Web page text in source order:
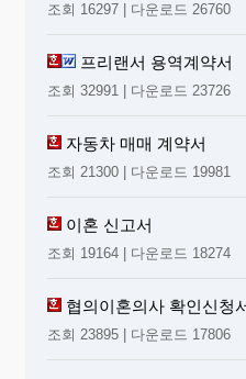
조회 16297 | 다운로드 26760
프리랜서 용역계약서
조회 32991 | 다운로드 23726
자동차 매매 계약서
조회 21300 | 다운로드 19981
이혼 신고서
조회 19164 | 다운로드 18274
협의이혼의사 확인신청
조회 23895 | 다운로드 17806